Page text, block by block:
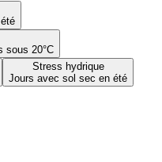
sous 20°C
Stress hydrique
Jours avec sol sec en été